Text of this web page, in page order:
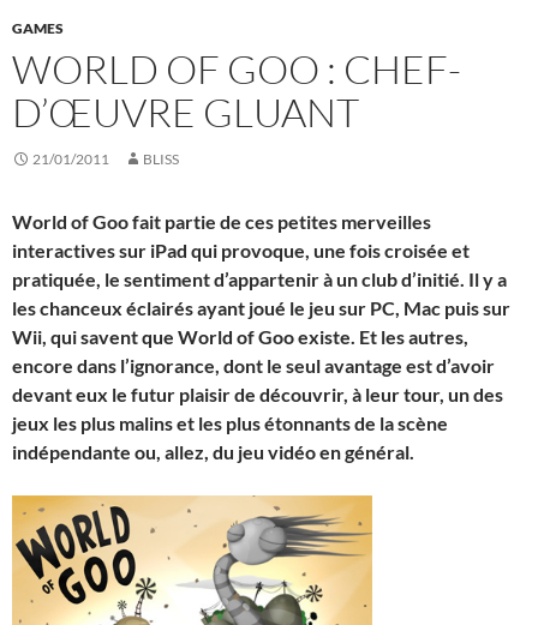
GAMES
WORLD OF GOO : CHEF-
D’ŒUVRE GLUANT
21/01/2011 BLISS
World of Goo fait partie de ces petites merveilles
interactives sur iPad qui provoque, une fois croisée et
pratiquée, le sentiment d’appartenir à un club d’initié. Il y a
les chanceux éclairés ayant joué le jeu sur PC, Mac puis sur
Wii, qui savent que World of Goo existe. Et les autres,
encore dans l’ignorance, dont le seul avantage est d’avoir
devant eux le futur plaisir de découvrir, à leur tour, un des
jeux les plus malins et les plus étonnants de la scène
indépendante ou, allez, du jeu vidéo en général.